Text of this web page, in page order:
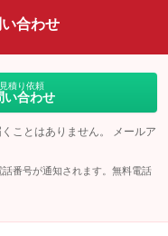
合わせ
積り依頼
い合わせ
ことはありません。 メールア
番号が通知されます。無料電話